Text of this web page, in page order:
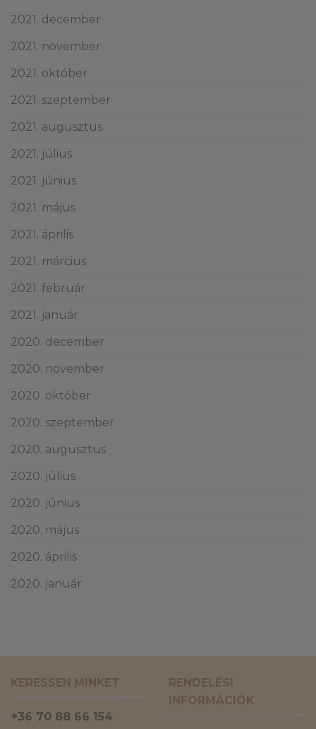
2021. december
2021. november
2021. október
2021. szeptember
2021. augusztus
2021. július
2021. június
2021. május
2021. április
2021. március
2021. február
2021. január
2020. december
2020. november
2020. október
2020. szeptember
2020. augusztus
2020. július
2020. június
2020. május
2020. április
2020. január
KERESSEN MINKET
+36 70 88 66 154
RENDELÉSI
INFORMÁCIÓK